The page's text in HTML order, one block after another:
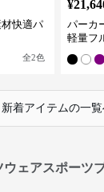
快適パ
全2色
¥
パーカ
軽量フ
新着アイテムの一
ウェアスポーツ